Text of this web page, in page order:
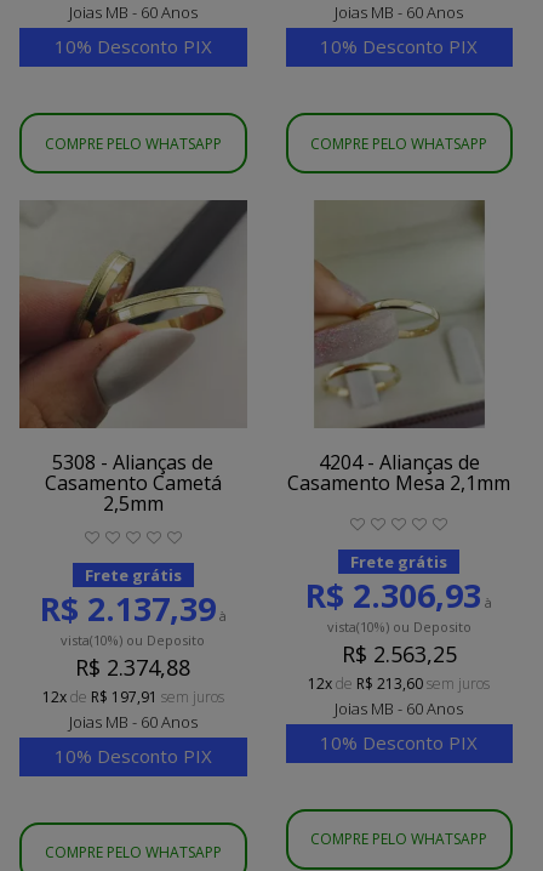
Joias MB - 60 Anos
10% Desconto PIX
COMPRE PELO WHATSAPP
Joias MB - 60 Anos
10% Desconto PIX
COMPRE PELO WHATSAPP
5308 - Alianças de
Casamento Cametá
2,5mm
Frete grátis
R$ 2.137,39à
vista(10%) ou Deposito
R$ 2.374,88
12xde R$ 197,91 sem juros
Joias MB - 60 Anos
10% Desconto PIX
COMPRE PELO WHATSAPP
4204 - Alianças de
Casamento Mesa 2,1mm
Frete grátis
R$ 2.306,93 à
vista(10%)ou Deposito
R$ 2.563,25
12xde R$ 213,60sem juros
Joias MB - 60 Anos
10% Desconto PIX
COMPRE PELO WHATSAPP